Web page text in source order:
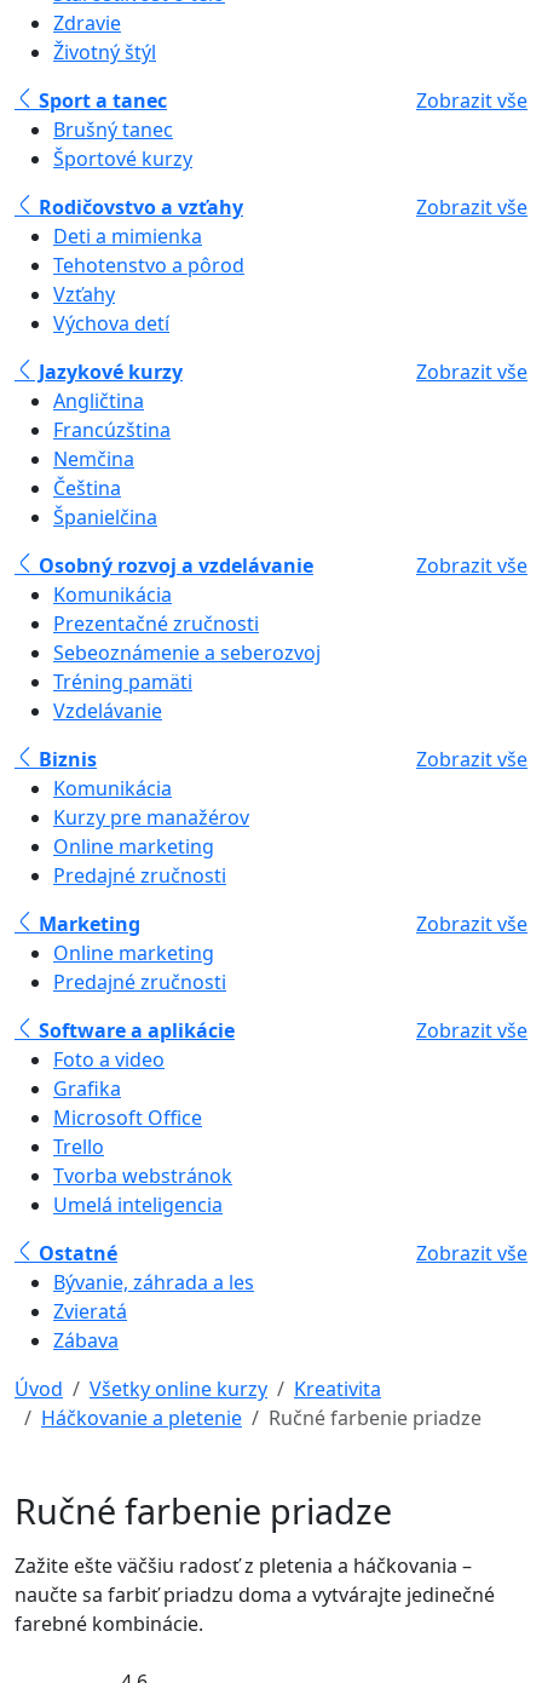
Zdravie
Životný štýl
Sport a tanec
Zobrazit vše
Brušný tanec
Športové kurzy
Rodičovstvo a vzťahy
Zobrazit vše
Deti a mimienka
Tehotenstvo a pôrod
Vzťahy
Výchova detí
Jazykové kurzy
Zobrazit vše
Angličtina
Francúzština
Nemčina
Čeština
Španielčina
Osobný rozvoj a vzdelávanie
Zobrazit vše
Komunikácia
Prezentačné zručnosti
Sebeoznámenie a seberozvoj
Tréning pamäti
Vzdelávanie
Biznis
Zobrazit vše
Komunikácia
Kurzy pre manažérov
Online marketing
Predajné zručnosti
Marketing
Zobrazit vše
Online marketing
Predajné zručnosti
Software a aplikácie
Zobrazit vše
Foto a video
Grafika
Microsoft Office
Trello
Tvorba webstránok
Umelá inteligencia
Ostatné
Zobrazit vše
Bývanie, záhrada a les
Zvieratá
Zábava
Úvod
Všetky online kurzy
Kreativita
Háčkovanie a pletenie
Ručné farbenie priadze
Ručné farbenie priadze
Zažite ešte väčšiu radosť z pletenia a háčkovania –
naučte sa farbiť priadzu doma a vytvárajte jedinečné
farebné kombinácie.